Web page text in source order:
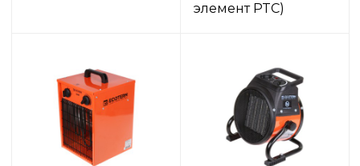
элемент PTC)